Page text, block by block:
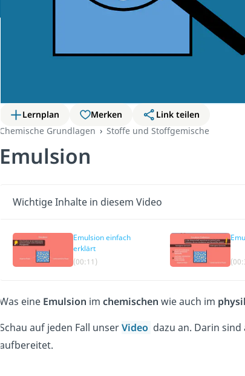
Lernplan Merken
Link teilen
Chemische Grundlagen
Stoffe und Stoffgemische
Emulsion
Wichtige Inhalte in diesem Video
Emulsion einfach
erklärt
(00:11)
Was eine Emulsion im chemischen wie auch im
Schau auf jeden Fall unserVideo dazu an. Darin
aufbereitet.